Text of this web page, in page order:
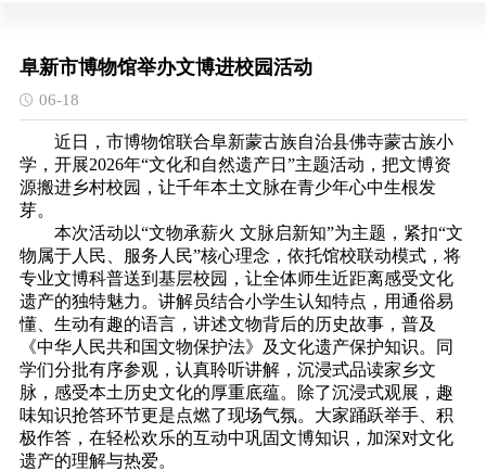
阜新市博物馆举办文博进校园活动
06-18
近日，市博物馆联合阜新蒙古族自治县佛寺蒙古族小
学，开展2026年“文化和自然遗产日”主题活动，把文博资
源搬进乡村校园，让千年本土文脉在青少年心中生根发
芽。
本次活动以“文物承薪火 文脉启新知”为主题，紧扣“文
物属于人民、服务人民”核心理念，依托馆校联动模式，将
专业文博科普送到基层校园，让全体师生近距离感受文化
遗产的独特魅力。讲解员结合小学生认知特点，用通俗易
懂、生动有趣的语言，讲述文物背后的历史故事，普及
《中华人民共和国文物保护法》及文化遗产保护知识。同
学们分批有序参观，认真聆听讲解，沉浸式品读家乡文
脉，感受本土历史文化的厚重底蕴。除了沉浸式观展，趣
味知识抢答环节更是点燃了现场气氛。大家踊跃举手、积
极作答，在轻松欢乐的互动中巩固文博知识，加深对文化
遗产的理解与热爱。